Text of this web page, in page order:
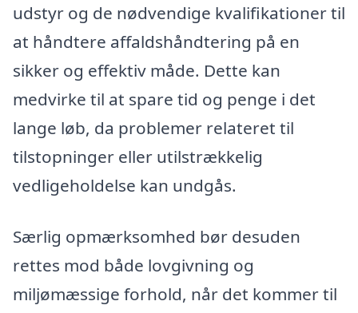
udstyr og de nødvendige kvalifikationer til
at håndtere affaldshåndtering på en
sikker og effektiv måde. Dette kan
medvirke til at spare tid og penge i det
lange løb, da problemer relateret til
tilstopninger eller utilstrækkelig
vedligeholdelse kan undgås.
Særlig opmærksomhed bør desuden
rettes mod både lovgivning og
miljømæssige forhold, når det kommer til